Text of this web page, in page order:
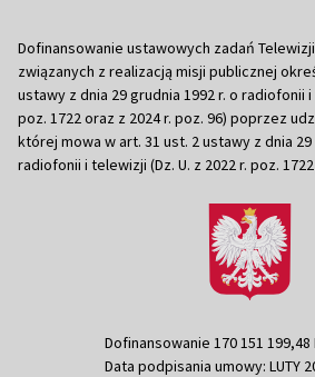
Dofinansowanie ustawowych zadań
związanych z realizacją misji publicznej
ustawy z dnia 29 grudnia 1992 r. o radiofonii i
poz. 1722 oraz z 2024 r. poz. 96) poprzez
której mowa w art. 31 ust. 2 ustawy z dnia 29
radiofonii i telewizji (Dz. U. z 2022 r. poz.
Dofinansowanie 170 151 199,48
Data podpisania umowy: LUTY